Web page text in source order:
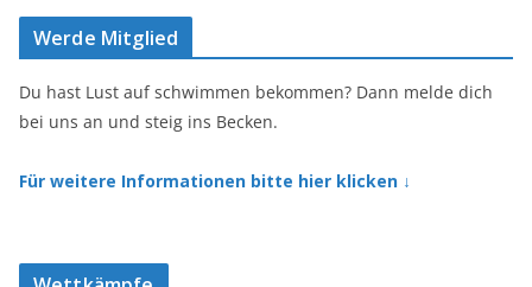
e
o
o
t
a
g
r
Werde Mitglied
Du hast Lust auf schwimmen bekommen? Dann melde dich
bei uns an und steig ins Becken.
Für weitere Informationen bitte hier klicken ↓